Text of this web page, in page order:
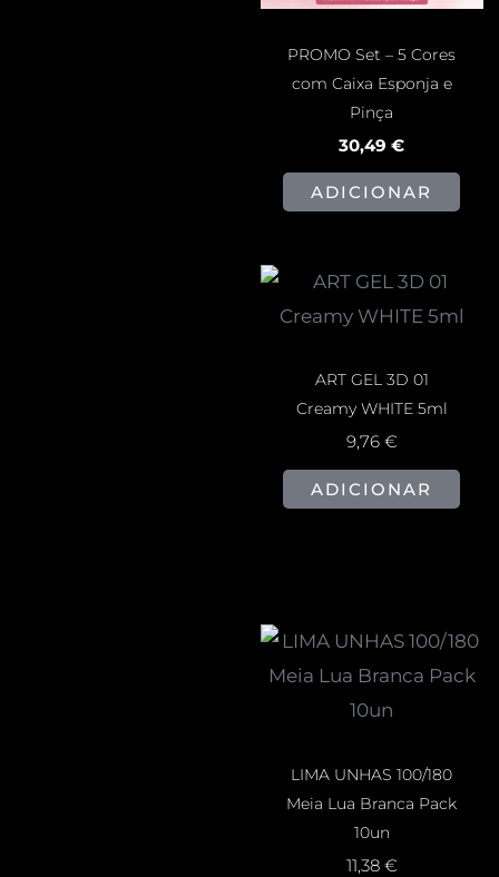
PROMO Set – 5 Cores
com Caixa Esponja e
Pinça
30,49€
ADICIONAR
ART GEL 3D 01
Creamy WHITE 5ml
9,76 €
ADICIONAR
LIMA UNHAS 100/180
Meia Lua Branca Pack
10un
11,38 €